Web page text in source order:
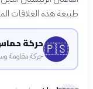
طبيعة هذه العلاقات
🇵🇸حركة
حركة مقاومة